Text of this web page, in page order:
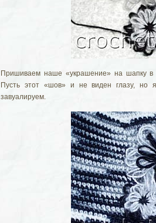
Пришиваем наше «украшение» на шапку в
Пусть этот «шов» и не виден глазу, но
завуалируем.